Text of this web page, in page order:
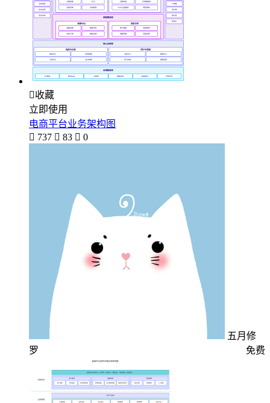
收藏
立即使用
电商平台业务架构图
 737  83  0
五月修
罗
免费